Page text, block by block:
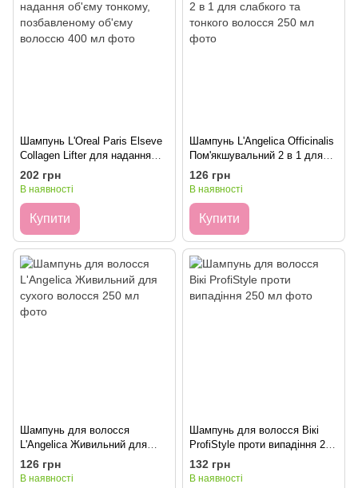
Шампунь L'Oreal Paris Elseve
Collagen Lifter для надання
об'єму тонкому, позбавленому
об'єму волоссю 400 мл
202 грн
В наявності
Купити
Шампунь L'Angelica Officinalis
Пом'якшувальний 2 в 1 для
слабкого та тонкого волосся
250 мл
126 грн
В наявності
Купити
Шампунь для волосся
L'Angelica Живильний для
сухого волосся 250 мл
126 грн
В наявності
Шампунь для волосся Вікі
ProfiStyle проти випадіння 250
мл
132 грн
В наявності